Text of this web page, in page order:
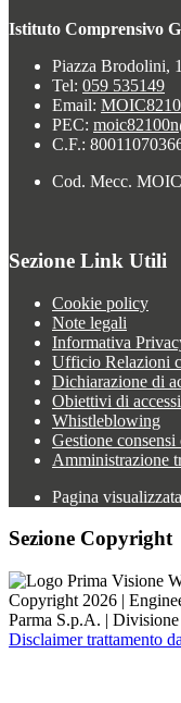
Istituto Comprensivo
Piazza Brodolini,
Tel: 059 535149
Email:
PEC:
C.F.:
Cod. Mecc.
Sezione Link Utili
Cookie policy
Note legali
Informativa
Ufficio Relazioni
Dichiarazione di
Obiettivi di
Whistleblowing
Gestione
Amministrazione
Pagina visualizzata
Sezione Copyright
Copyright 2026 |
Parma S.p.A. |
Disclaimer trattamento